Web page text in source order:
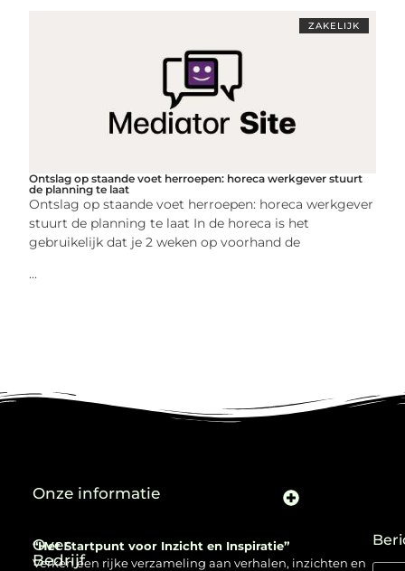
ZAKELIJK
Ontslag op staande voet herroepen: horeca werkgever stuurt
de planning te laat
Ontslag op staande voet herroepen: horeca werkgever
stuurt de planning te laat In de horeca is het
gebruikelijk dat je 2 weken op voorhand de
...
Over
Bedrijf
“Het Startpunt voor Inzicht en Inspiratie”
Verken een rijke verzameling aan verhalen, inzichten en
Onze informatie